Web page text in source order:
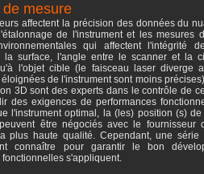
mesure
affectent la précision des données du
de l'instrument et les mesures
qui affectent l'intégrité
la surface, l'angle entre le scanner et la
l'objet cible (le faisceau laser diverge
de l'instrument sont moins
3D sont des experts dans le contrôle de
des exigences de performances
l'instrument optimal, la (les) position (s)
être négociés avec le fournisseur
plus haute qualité. Cependant, une
connaître pour garantir le bon
s'appliquent.